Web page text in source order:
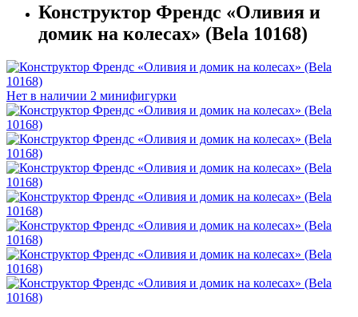
Конструктор Френдс «Оливия и
домик на колесах» (Bela 10168)
Нет в наличии 2 минифигурки